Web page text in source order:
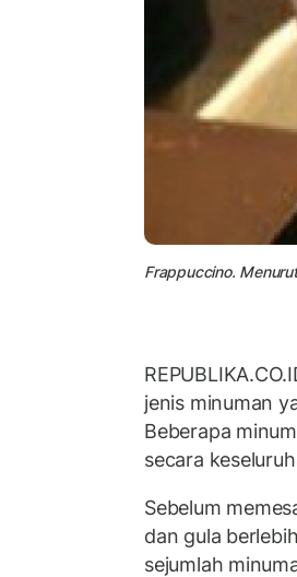
Frappuccino.
jenis minuman
Beberapa
secara
Sebelum
dan gula
sejumlah